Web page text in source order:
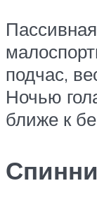
подчас,
Ночью
ближе к